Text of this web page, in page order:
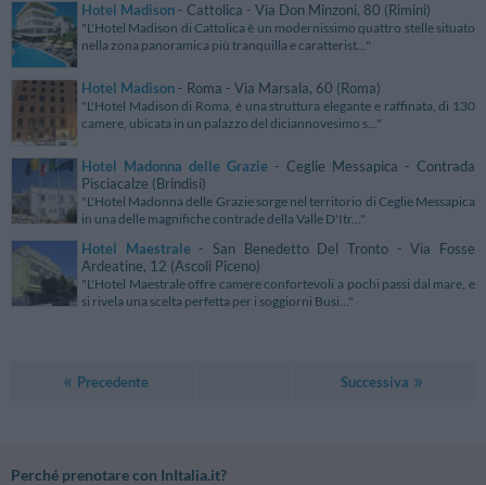
Hotel Madison - Cattolica - Via Don Minzoni, 80 (Rimini)
"L'Hotel Madison di Cattolica è un modernissimo quattro stelle situato
nella zona panoramica più tranquilla e caratterist..."
Hotel Madison - Roma - Via Marsala, 60 (Roma)
"L'Hotel Madison di Roma, è una struttura elegante e raffinata, di 130
camere, ubicata in un palazzo del diciannovesimo s..."
Hotel Madonna delle Grazie - Ceglie Messapica - Contrada
Pisciacalze (Brindisi)
"L'Hotel Madonna delle Grazie sorge nel territorio di Ceglie Messapica
in una delle magnifiche contrade della Valle D'Itr..."
Hotel Maestrale- San Benedetto Del Tronto - Via Fosse
Ardeatine, 12 (Ascoli Piceno)
"L'Hotel Maestrale offre camere confortevoli a pochi passi dal mare, e
si rivela una scelta perfetta per i soggiorni Busi..."
Precedente Successiva
Perché prenotare con InItalia.it?